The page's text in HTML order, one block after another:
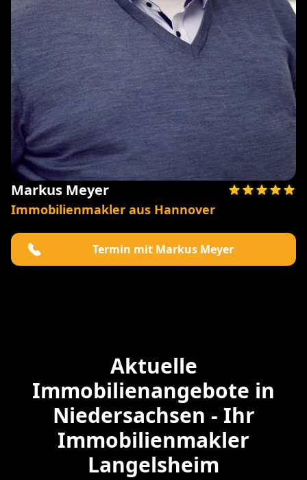
Markus Meyer
Immobilienmakler aus Hannover
Termin mit Markus Meyer
Aktuelle
Immobilienangebote in
Niedersachsen - Ihr
Immobilienmakler
Langelsheim